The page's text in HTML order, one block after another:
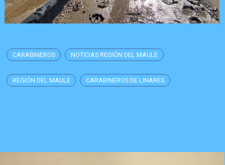
CARABINEROS NOTICIAS REGIÓN DEL MAULE
REGIÓN DEL MAULE CARABINEROS DE LINARES